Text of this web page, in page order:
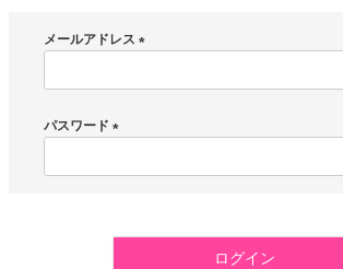
メールアドレス
必
パスワード
必
ログイン